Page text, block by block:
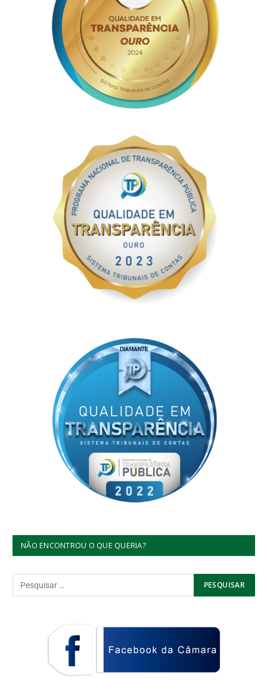
NÃO ENCONTROU O QUE QUERIA?